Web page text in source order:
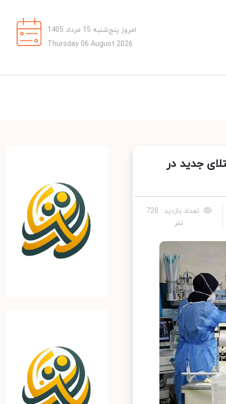
امروز پنج‌شنبه 15 مرداد 1405
Thursday 06 August 2026
به کرونا / شناسایی ۳۸۷۵۷ ابتلای جدید در
تعداد بازدید : 728
نفر